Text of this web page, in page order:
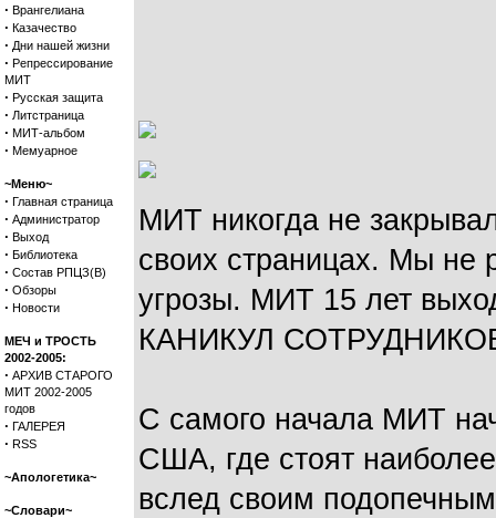
· Врангелиана
· Казачество
· Дни нашей жизни
· Репрессирование
МИТ
· Русская защита
· Литстраница
· МИТ-альбом
· Мемуарное
~Меню~
· Главная страница
· Администратор
· Выход
· Библиотека
· Состав РПЦЗ(В)
· Обзоры
· Новости
МЕЧ и ТРОСТЬ
2002-2005:
· АРХИВ СТАРОГО
МИТ 2002-2005
годов
· ГАЛЕРЕЯ
· RSS
~Апологетика~
~Словари~
МИТ никогда не
своих страницах. Мы не
угрозы. МИТ 15 лет
КАНИКУЛ
С самого начала МИТ
США, где стоят
вслед своим